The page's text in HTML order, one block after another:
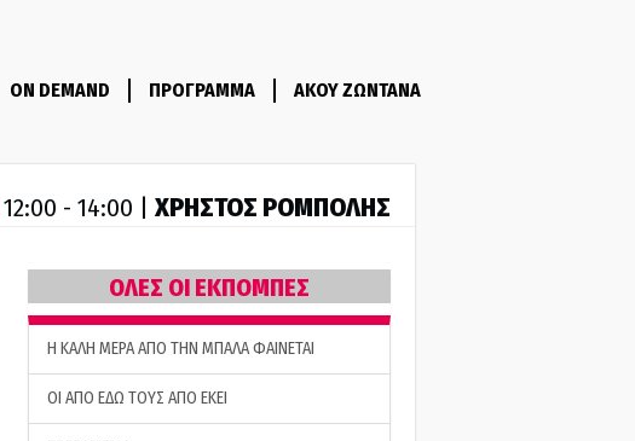
ON DEMAND ΠΡΟΓΡΑΜΜΑ ΑΚΟΥ ΖΩΝΤΑΝΑ
12:00 - 14:00 | ΧΡΗΣΤΟΣ ΡΟΜΠΟΛΗΣ
ΟΛΕΣ ΟΙ ΕΚΠΟΜΠΕΣ
H ΚΑΛΗ ΜΕΡΑ ΑΠΟ ΤΗΝ ΜΠΑΛΑ ΦΑΙΝΕΤΑΙ
ΟΙ ΑΠΟ ΕΔΩ ΤΟΥΣ ΑΠΟ ΕΚΕΙ